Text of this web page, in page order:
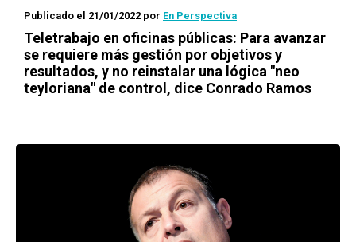
Publicado el 21/01/2022 por En Perspectiva
Teletrabajo en oficinas públicas: Para avanzar
se requiere más gestión por objetivos y
resultados, y no reinstalar una lógica "neo
teyloriana" de control, dice Conrado Ramos